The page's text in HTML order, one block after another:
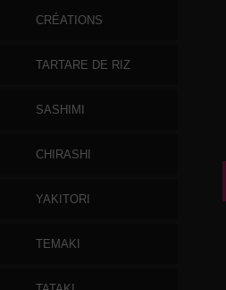
CRÉATIONS
TARTARE DE RIZ
SASHIMI
CHIRASHI
YAKITORI
TEMAKI